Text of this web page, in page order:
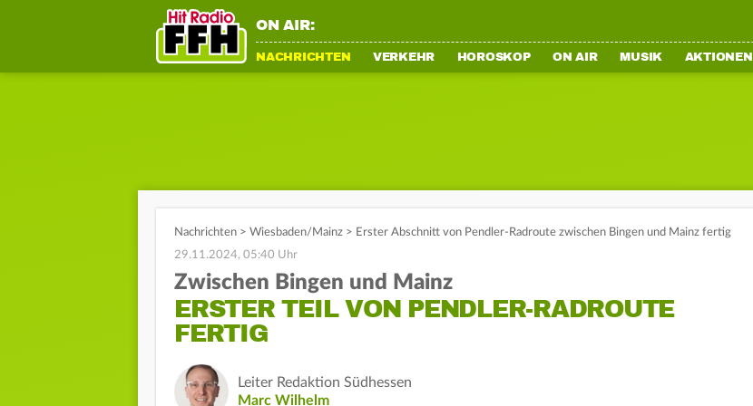
ON AIR:
NACHRICHTEN VERKEHR HOROSKOP ON AIR MUSIK AKTIONEN
Nachrichten > Wiesbaden/Mainz > Erster Abschnitt von Pendler-Radroute zwischen Bingen und Mainz fertig
29.11.2024, 05:40 Uhr
Zwischen Bingen und Mainz
ERSTER TEIL VON PENDLER-RADROUTE
FERTIG
Leiter Redaktion Südhessen
Marc Wilhelm